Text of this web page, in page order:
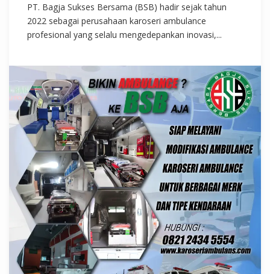
PT. Bagja Sukses Bersama (BSB) hadir sejak tahun
2022 sebagai perusahaan karoseri ambulance
profesional yang selalu mengedepankan inovasi,...